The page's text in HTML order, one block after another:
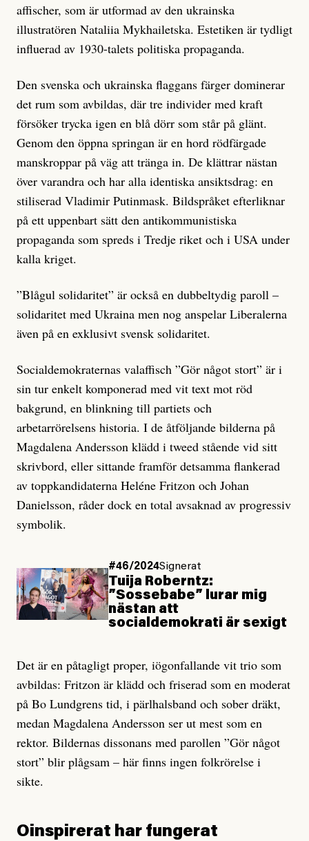
affischer, som är utformad av den ukrainska
illustratören Nataliia Mykhailetska. Estetiken är tydligt
influerad av 1930-talets politiska propaganda.
Den svenska och ukrainska flaggans färger dominerar
det rum som avbildas, där tre individer med kraft
försöker trycka igen en blå dörr som står på glänt.
Genom den öppna springan är en hord rödfärgade
manskroppar på väg att tränga in. De klättrar nästan
över varandra och har alla identiska ansiktsdrag: en
stiliserad Vladimir Putinmask. Bildspråket efterliknar
på ett uppenbart sätt den antikommunistiska
propaganda som spreds i Tredje riket och i USA under
kalla kriget.
”Blågul solidaritet” är också en dubbeltydig paroll –
solidaritet med Ukraina men nog anspelar Liberalerna
även på en exklusivt svensk solidaritet.
Socialdemokraternas valaffisch ”Gör något stort” är i
sin tur enkelt komponerad med vit text mot röd
bakgrund, en blinkning till partiets och
arbetarrörelsens historia. I de åtföljande bilderna på
Magdalena Andersson klädd i tweed stående vid sitt
skrivbord, eller sittande framför detsamma flankerad
av toppkandidaterna Heléne Fritzon och Johan
Danielsson, råder dock en total avsaknad av progressiv
symbolik.
#46/2024Signerat
Tuija Roberntz:
”Sossebabe” lurar mig
nästan att
socialdemokrati är sexigt
Det är en påtagligt proper, iögonfallande vit trio som
avbildas: Fritzon är klädd och friserad som en moderat
på Bo Lundgrens tid, i pärlhalsband och sober dräkt,
medan Magdalena Andersson ser ut mest som en
rektor. Bildernas dissonans med parollen ”Gör något
stort” blir plågsam – här finns ingen folkrörelse i
sikte.
Oinspirerat har fungerat